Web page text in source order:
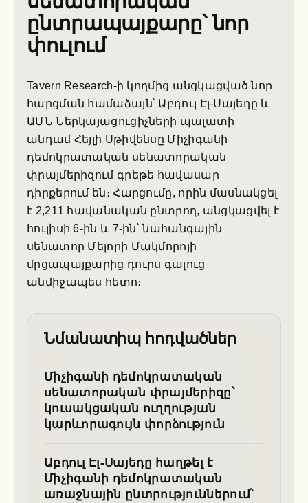
ընտրապայքարը՝ նոր
փուլում
Tavern Research-ի կողմից անցկացված նոր
հարցման համաձայն՝ Աբդուլ Էլ-Սայեդը և
ԱՄՆ Ներկայացուցիչների պալատի
անդամ Հեյլի Սթիվենսը Միչիգանի
դեմոկրատական սենատորական
փրայմերիզում գրեթե հավասար
դիրքերում են։ Հարցումը, որին մասնակցել
է 2,211 հավանական ընտրող, անցկացվել է
հուլիսի 6-ին և 7-ին՝ նահանգային
սենատոր Մելորի Մակմորոյի
մրցապայքարից դուրս գալուց
անմիջապես հետո։
Նմանատիպ հոդվածներ
Միչիգանի դեմոկրատական
սենատորական փրայմերիզը՝
կուսակցական ուղղության
կարևորագույն փորձություն
Աբդուլ Էլ-Սայեդը հաղթել է
Միչիգանի դեմոկրատական
առաջնային ընտրություններում՝